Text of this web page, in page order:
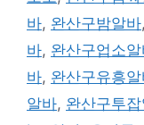
바, 완산구밤알바,
바, 완산구업소
바, 완산구유흥
알바, 완산구투